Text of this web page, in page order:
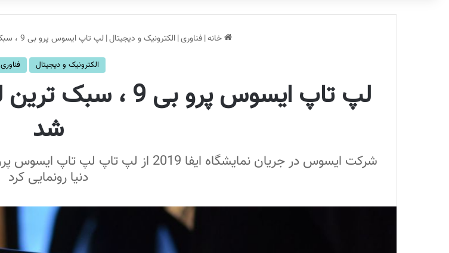
خانه| فناوری| الکترونیک و دیجیتال| لپ تاپ ایسوس پرو بی 9 ، سبک ترین لپ تاپ 14 اینچی دنیا معرفی شد
الکترونیک و دیجیتال فناوری
شد
دنیا رونمایی کرد